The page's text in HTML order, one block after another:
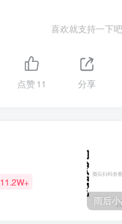
喜欢就支持一下吧
点赞11 分享
11.2W+